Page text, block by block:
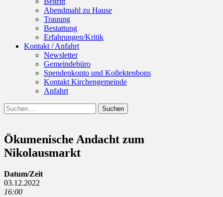
Abendmahl zu Hause
Trauung
Bestattung
Erfahrungen/Kritik
Kontakt / Anfahrt
Newsletter
Gemeindebüro
Spendenkonto und Kollektenbons
Kontakt Kirchengemeinde
Anfahrt
Suchen
Suchen
nach:
Ökumenische Andacht zum
Nikolausmarkt
Datum/Zeit
03.12.2022
16:00